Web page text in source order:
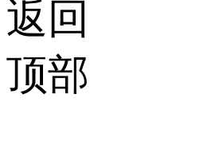
返回
顶部